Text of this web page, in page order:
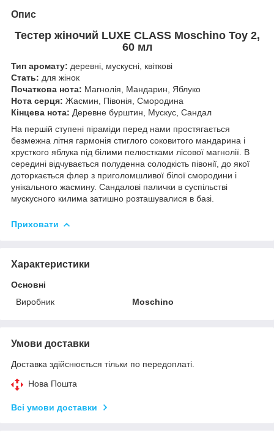
Опис
Тестер жіночий LUXE CLASS Moschino Toy 2,
60 мл
Тип аромату: деревні, мускусні, квіткові
Cтать: для жінок
Початкова нота: Магнолія, Мандарин, Яблуко
Нота серця: Жасмин, Півонія, Смородина
Кінцева нота: Деревне бурштин, Мускус, Сандал
На першій ступені піраміди перед нами простягається
безмежна літня гармонія стиглого соковитого мандарина і
хрусткого яблука під білими пелюстками лісової магнолії. В
середині відчувається полуденна солодкість півонії, до якої
доторкається флер з приголомшливої білої смородини і
унікального жасмину. Сандалові палички в суспільстві
мускусного килима затишно розташувалися в базі.
Приховати
Характеристики
Основні
Виробник
Moschino
Умови доставки
Доставка здійснюється тільки по передоплаті.
Нова Пошта
Всі умови доставки